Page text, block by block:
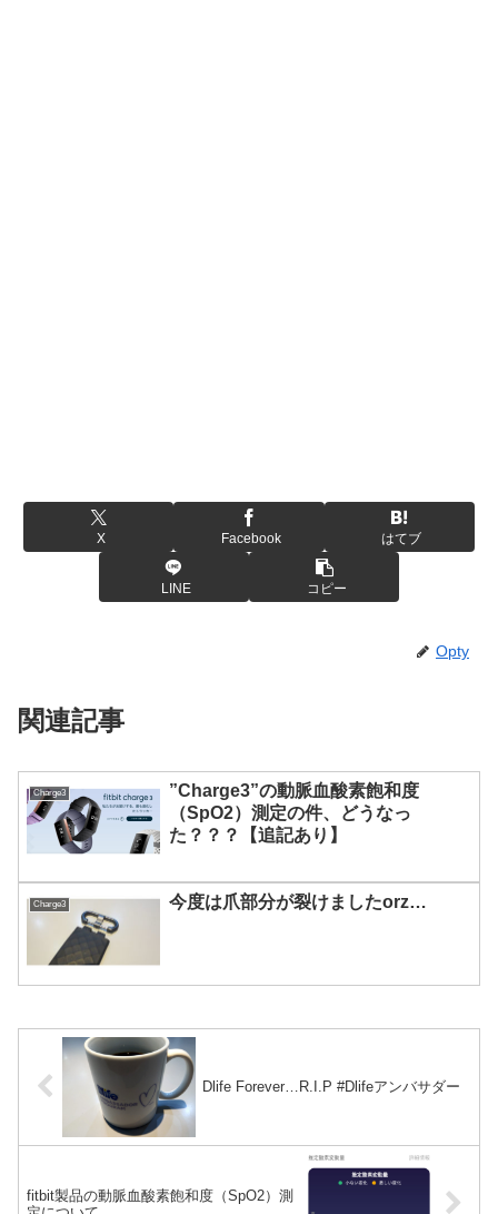
X Facebook はてブ
LINE コピー
Opty
関連記事
Charge3
”Charge3”の動脈血酸素飽和度
（SpO2）測定の件、どうなっ
た？？？【追記あり】
Charge3 今度は爪部分が裂けましたorz…
Dlife Forever…R.I.P #Dlifeアンバサダー
fitbit製品の動脈血酸素飽和度（SpO2）測